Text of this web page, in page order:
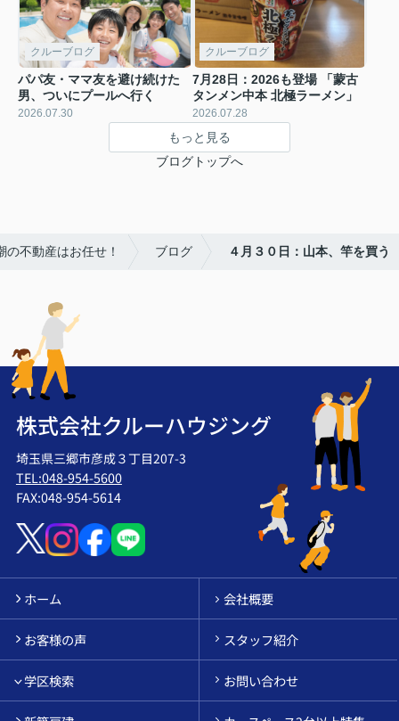
クルーブログ
パパ友・ママ友を避け続けた
男、ついにプールへ行く
2026.07.30
クルーブログ
7月28日：2026も登場 「蒙古
タンメン中本 北極ラーメン」
2026.07.28
もっと見る
ブログトップへ
不動産はお任せ！ ブログ ４月３０日：山本、竿を買う
株式会社クルーハウジング
埼玉県三郷市彦成３丁目207-3
TEL:048-954-5600
FAX:048-954-5614
ホーム 会社概要
お客様の声 スタッフ紹介
学区検索 お問い合わせ